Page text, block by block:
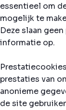
essentieel om
mogelijk te
Deze slaan
informatie op.
prestaties van
anonieme
de site